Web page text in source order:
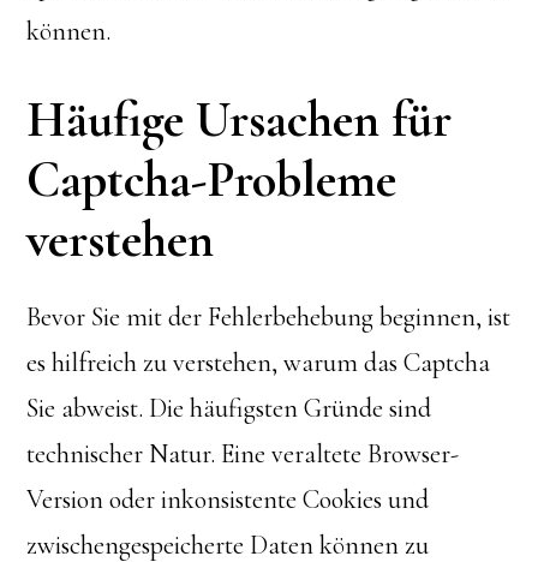
können.
Häufige Ursachen für
Captcha-Probleme
verstehen
Bevor Sie mit der Fehlerbehebung beginnen, ist
es hilfreich zu verstehen, warum das Captcha
Sie abweist. Die häufigsten Gründe sind
technischer Natur. Eine veraltete Browser-
Version oder inkonsistente Cookies und
zwischengespeicherte Daten können zu